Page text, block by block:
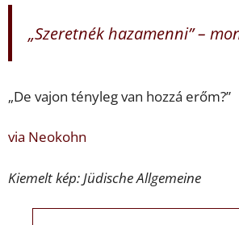
„Szeretnék hazamenni” –
„De vajon tényleg van hozzá erőm?”
via Neokohn
Kiemelt kép: Jüdische Allgemeine